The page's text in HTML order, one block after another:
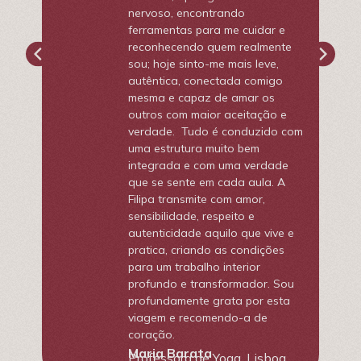
nervoso, encontrando
ferramentas para me cuidar e
reconhecendo quem realmente
sou; hoje sinto-me mais leve,
autêntica, conectada comigo
mesma e capaz de amar os
outros com maior aceitação e
verdade. Tudo é conduzido com
uma estrutura muito bem
integrada e com uma verdade
que se sente em cada aula. A
Filipa transmite com amor,
sensibilidade, respeito e
autenticidade aquilo que vive e
pratica, criando as condições
para um trabalho interior
profundo e transformador. Sou
profundamente grata por esta
viagem e recomendo-a de
coração.
Maria Barata